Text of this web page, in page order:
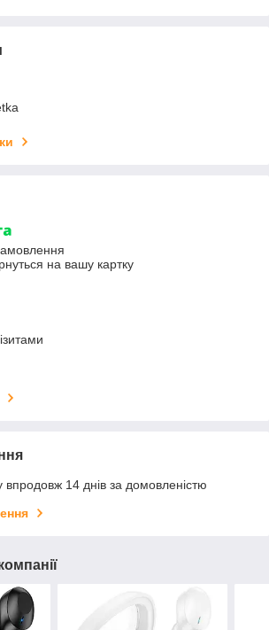
на вашу картку
14 днів за домовленістю